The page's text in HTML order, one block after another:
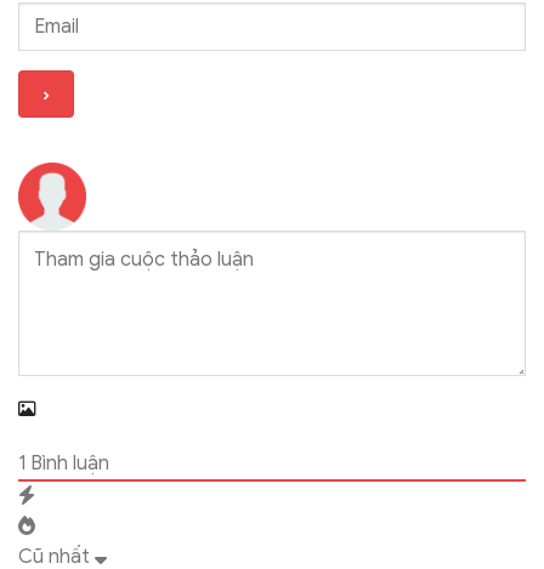
1 Bình luận
Cũ nhất